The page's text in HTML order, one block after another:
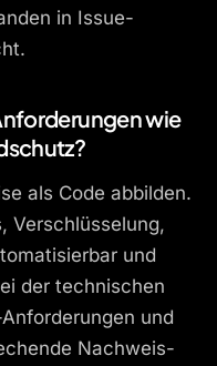
in Issue-
wie
als Code abbilden.
Verschlüsselung,
und
der technischen
und
Nachweis-